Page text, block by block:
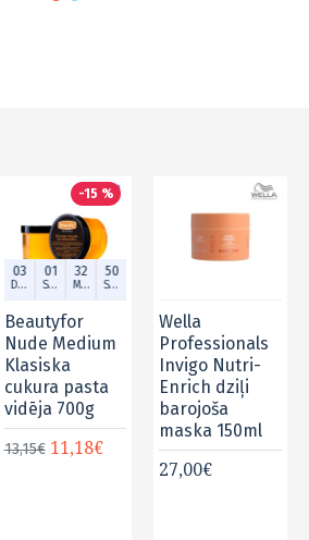
-15 %
03
Dien.
01
Stund.
32
Min.
49
Sek.
Beautyfor
Nude Medium
Klasiska
cukura pasta
vidēja 700g
13,15€ 11,18€
Wella
Professionals
Invigo Nutri-
Enrich dziļi
barojoša
maska 150ml
27,00€